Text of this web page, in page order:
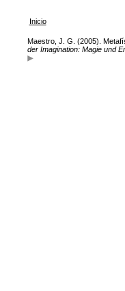
Inicio
Maestro, J. G. (2005).
der Imagination: Magie und